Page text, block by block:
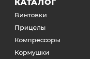
КАТАЛОГ
Винтовки
Прицелы
Компрессоры
Кормушки